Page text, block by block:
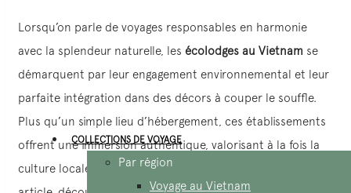
COLLECTIONS DE VOYAGE
Par région
Voyage au Vietnam
Lorsqu’on parle de voyages responsables en harmonie
avec la splendeur naturelle, les écolodges au Vietnam se
démarquent par leur engagement environnemental et leur
parfaite intégration dans des décors à couper le souffle.
Plus qu’un simple lieu d’hébergement, ces établissements
offrent une immersion authentique, valorisant à la fois la
culture locale et la préservation de la nature.Dans cette